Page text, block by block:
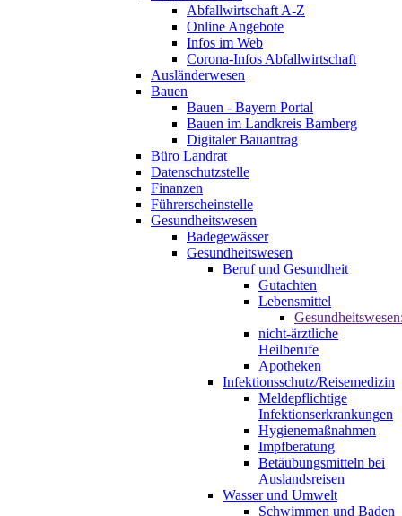
Abfallwirtschaft A-Z
Online Angebote
Infos im Web
Corona-Infos Abfallwirtschaft
Ausländerwesen
Bauen
Bauen - Bayern Portal
Bauen im Landkreis Bamberg
Digitaler Bauantrag
Büro Landrat
Datenschutzstelle
Finanzen
Führerscheinstelle
Gesundheitswesen
Badegewässer
Gesundheitswesen
Beruf und Gesundheit
Gutachten
Lebensmittel
nicht-ärztliche
Heilberufe
Apotheken
Infektionsschutz/Reisemedizin
Meldepflichtige
Infektionserkrankungen
Hygienemaßnahmen
Impfberatung
Betäubungsmitteln bei
Auslandsreisen
Wasser und Umwelt
Schwimmen und Baden